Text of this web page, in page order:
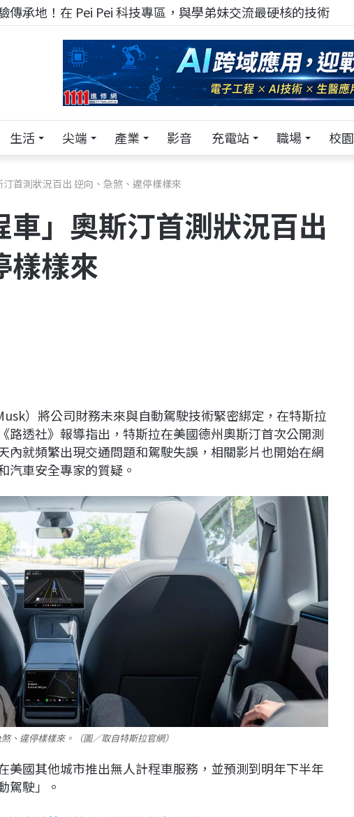
傳承地！在 Pei Pei 科技專區，與學弟妹交流最硬核的技術
生活 尖端 產業 影音 充電站 職場 校園
首測狀況百出 逆向、急煞、違停樣樣來
」奧斯汀首測狀況百出
樣樣來
）將公司財務未來與自動駕駛技術緊密綁定，在特斯拉
路透社》報導指出，特斯拉在美國德州奧斯汀首次公開測
內就頻繁出現交通問題和駕駛失誤，相關影片也開始在網
汽車安全專家的質疑。
、違停樣樣來。（圖／取自特斯拉官網）
美國其他城市推出無人計程車服務，並預測到明年下半年
駕駛」。